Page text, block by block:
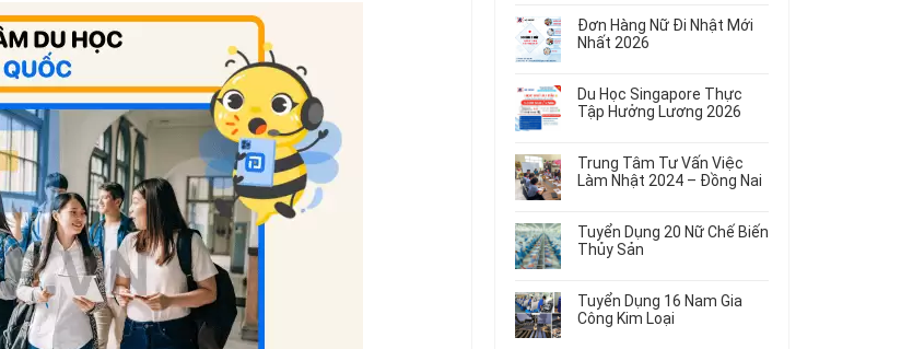
Rau
Củ
Áo
Trẻ
Áo
Thun
Dụng
12
Tạo
Đầu
Điện
Dùng
Tô
Máy
có
bình
luận
Tuyển
Dụng
04
Gia
Công
Chi
Tiết
Đơn Hàng Nữ Đi Nhật Mới
Nhất 2026
có
bình
luận
Đơn
Hàng
Nữ
Nhật
Mới
Nhất
Du Học Singapore Thực
Tập Hưởng Lương 2026
có
bình
luận
Du
Học
Singapore
Tập
Hưởng
Lương
Trung Tâm Tư Vấn Việc
Làm Nhật 2024 – Đồng Nai
có
bình
luận
Trung
Tâm
Tư
Tuyển Dụng 20 Nữ Chế Biến
Thủy Sản
có
bình
luận
Tuyển Dụng 16 Nam Gia
Công Kim Loại